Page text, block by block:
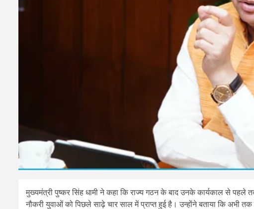
मुख्यमंत्री पुष्कर सिंह धामी ने कहा कि राज्य गठन के बाद उनके कार्यकाल से पहले
नौकरी युवाओं को पिछले साढ़े चार साल में प्राप्त हुई है। उन्होंने बताया कि